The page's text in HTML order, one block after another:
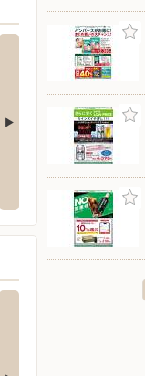
イパス
一色24-4